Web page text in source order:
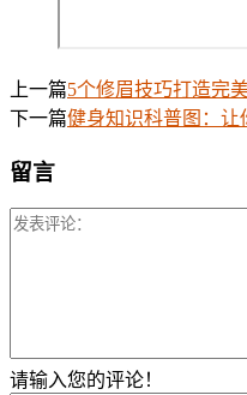
上一篇5个修眉技巧打造完
下一篇健身知识科普图：让
留言
请输入您的评论！